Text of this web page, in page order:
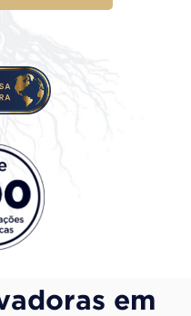
em